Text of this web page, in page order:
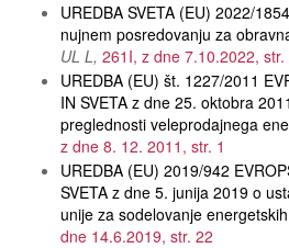
UREDBA SVETA (EU) 2022/
nujnem posredovanju za
UL L 261I, z dne 7.10.2022, str.
UREDBA (EU) št. 1227/2011
IN SVETA z dne 25. oktobra
preglednosti veleprodajnega
z dne 8. 12. 2011, str. 1
UREDBA (EU) 2019/942
SVETA z dne 5. junija 2019 o
unije za sodelovanje
dne 14.6.2019, str. 22